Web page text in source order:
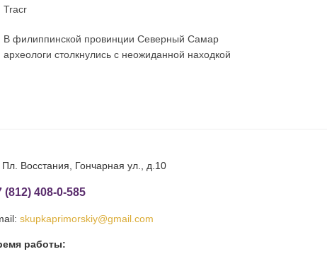
Tracr
В филиппинской провинции Северный Самар
археологи столкнулись с неожиданной находкой
Восстания, Гончарная ул., д.10
(812) 408-0-585
skupkaprimorskiy@gmail.com
работы: